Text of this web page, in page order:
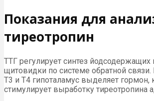
Показания для
тиреотропин
ТТГ регулирует синтез йодсодержащих
щитовидки по системе обратной связи.
Т3 и Т4 гипоталамус выделяет гормон,
стимулирует выработку тиреотропина